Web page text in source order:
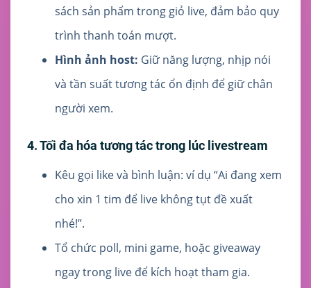
sách sản phẩm trong giỏ live, đảm bảo quy
trình thanh toán mượt.
Hình ảnh host: Giữ năng lượng, nhịp nói
và tần suất tương tác ổn định để giữ chân
người xem.
4. Tối đa hóa tương tác trong lúc livestream
Kêu gọi like và bình luận: ví dụ “Ai đang xem
cho xin 1 tim để live không tụt đề xuất
nhé!”.
Tổ chức poll, mini game, hoặc giveaway
ngay trong live để kích hoạt tham gia.